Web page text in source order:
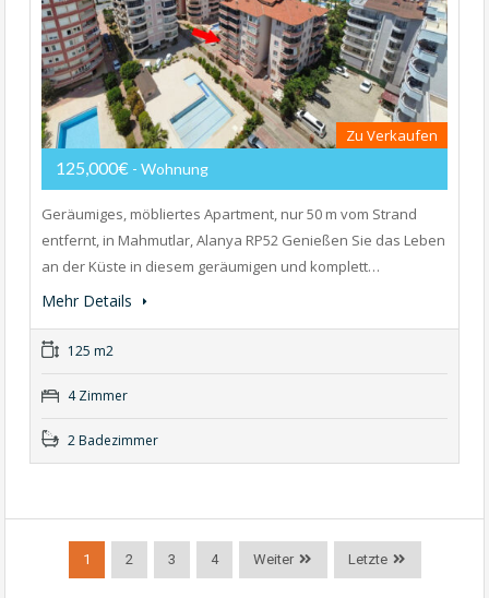
Zu Verkaufen
125,000€ - Wohnung
Geräumiges, möbliertes Apartment, nur 50 m vom Strand
entfernt, in Mahmutlar, Alanya RP52 Genießen Sie das Leben
an der Küste in diesem geräumigen und komplett…
Mehr Details
125 m2
4 Zimmer
2 Badezimmer
1 2 3 4 Weiter Letzte